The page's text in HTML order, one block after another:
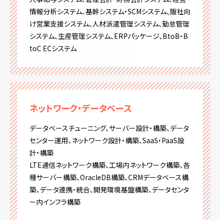
情報分析システム、基幹システム・SCMシステム、販社向
け営業支援システム、人材派遣管理システム、勤怠管理
システム、生産管理システム、ERPパッケージ、BtoB・B
toC ECシステム
ネットワーク・データベース
データベースチューニング、サーバー設計・構築、データ
センター運用、ネットワーク設計・構築、SaaS・PaaS設
計・構築
LTE通信ネットワーク構築、工場内ネットワーク構築、各
種サーバー構築、OracleDB構築、CRMデータベース構
築、データ連携・統合、開発環境基盤構築、データセンタ
ー内インフラ構築